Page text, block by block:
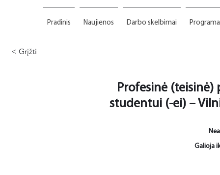
Pradinis Naujienos Darbo skelbimai Programa
< Grįžti
Profesinė (teisinė)
studentui (-ei) –
Galioja